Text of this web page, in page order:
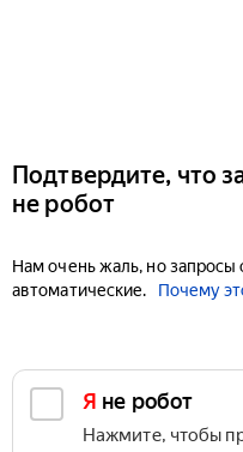
Подтвердите, что
не робот
Нам очень жаль, но запросы
автоматические.
Почему
Я не робот
Нажмите, чтобы